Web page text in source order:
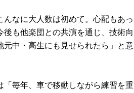
なに大人数は初めて。心配もあっ
も他楽団との共演を通じ、技術向
元中・高生にも見せられたら」と意
毎年、車で移動しながら練習を重